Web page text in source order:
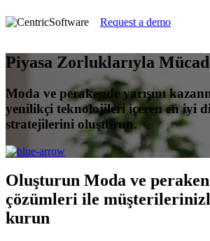
Request a demo
Piyasa Zorluklarıyla
Moda ve perakende yarışını
yenilikçi teknolojileri içeren en iyi
stratejilerini oluşturun.
Oluşturun Moda ve
çözümleri ile
kurun